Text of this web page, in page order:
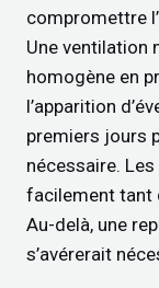
compromettre
Une ventilation
homogène en
l’apparition
premiers jours
nécessaire.
facilement tant
Au-delà, une
s’avérerait